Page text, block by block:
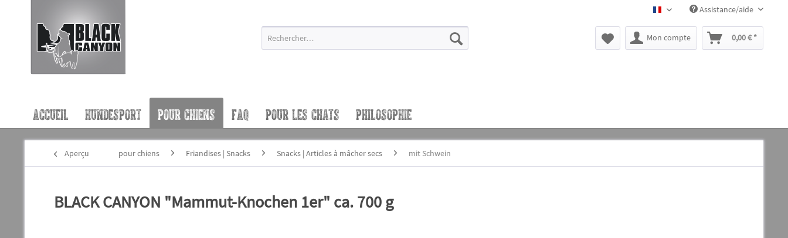
BLACK CANYON FRAssistance/aide
Mon compte 0,00 € *
ACCUEIL HUNDESPORT POUR CHIENS FAQ POUR LES CHATS PHILOSOPHIE
Aperçu pour chiens Friandises | Snacks Snacks | Articles à mâcher secs mit Schwein
BLACK CANYON "Mammut-Knochen 1er" ca. 700 g